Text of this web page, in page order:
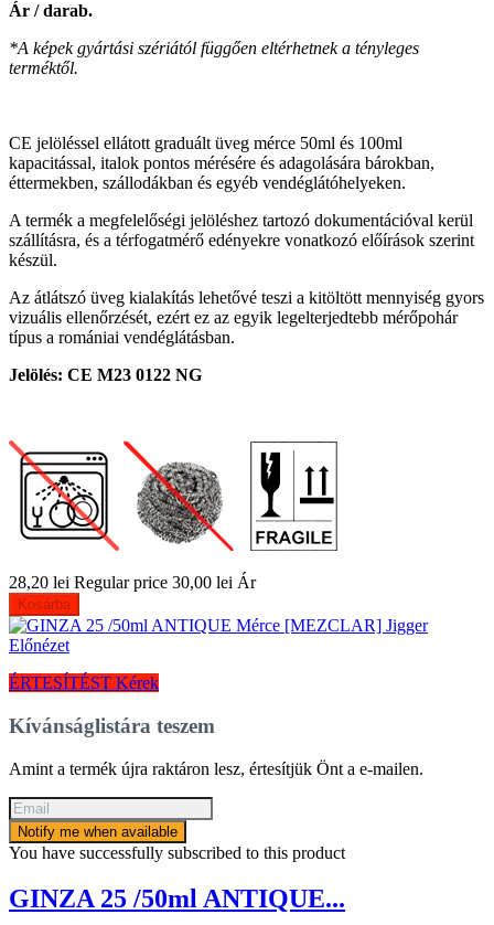
Ár / darab.
*A képek gyártási szériától függően eltérhetnek a tényleges
terméktől.
CE jelöléssel ellátott graduált üveg mérce 50ml és 100ml
kapacitással, italok pontos mérésére és adagolására bárokban,
éttermekben, szállodákban és egyéb vendéglátóhelyeken.
A termék a megfelelőségi jelöléshez tartozó dokumentációval kerül
szállításra, és a térfogatmérő edényekre vonatkozó előírások szerint
készül.
Az átlátszó üveg kialakítás lehetővé teszi a kitöltött mennyiség gyors
vizuális ellenőrzését, ezért ez az egyik legelterjedtebb mérőpohár
típus a romániai vendéglátásban.
Jelölés: CE M23 0122 NG
28,20 lei Regular price 30,00 lei Ár
Kosárba
Előnézet
ÉRTESÍTÉST Kérek
Kívánságlistára teszem
Amint a termék újra raktáron lesz, értesítjük Önt a e-mailen.
Notify me when available
You have successfully subscribed to this product
GINZA 25 /50ml ANTIQUE...